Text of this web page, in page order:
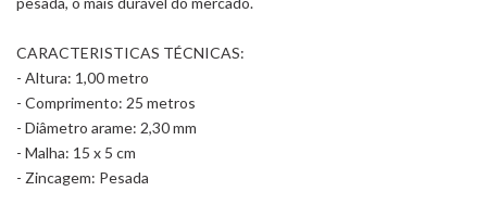
CARACTERISTICAS TÉCNICAS:
- Altura: 1,00 metro
- Comprimento: 25 metros
- Diâmetro arame: 2,30 mm
- Malha: 15 x 5 cm
- Zincagem: Pesada